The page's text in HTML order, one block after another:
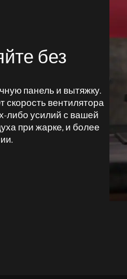
без
панель и вытяжку.
скорость вентилятора
либо усилий с вашей
при жарке, и более